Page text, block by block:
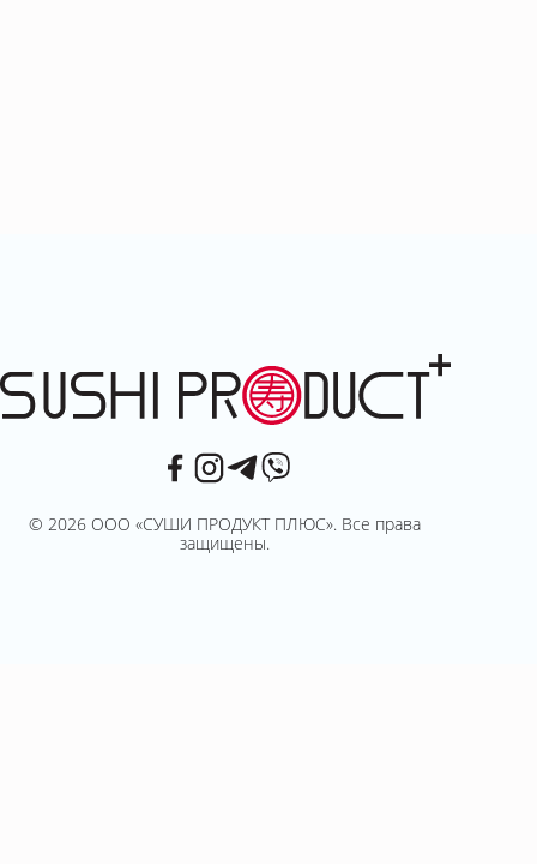
© 2026 ООО «СУШИ ПРОДУКТ ПЛЮС». Все права
защищены.